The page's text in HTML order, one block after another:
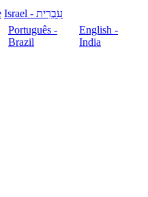
עִבְרִית - Israel
Português -
Brazil
English -
India